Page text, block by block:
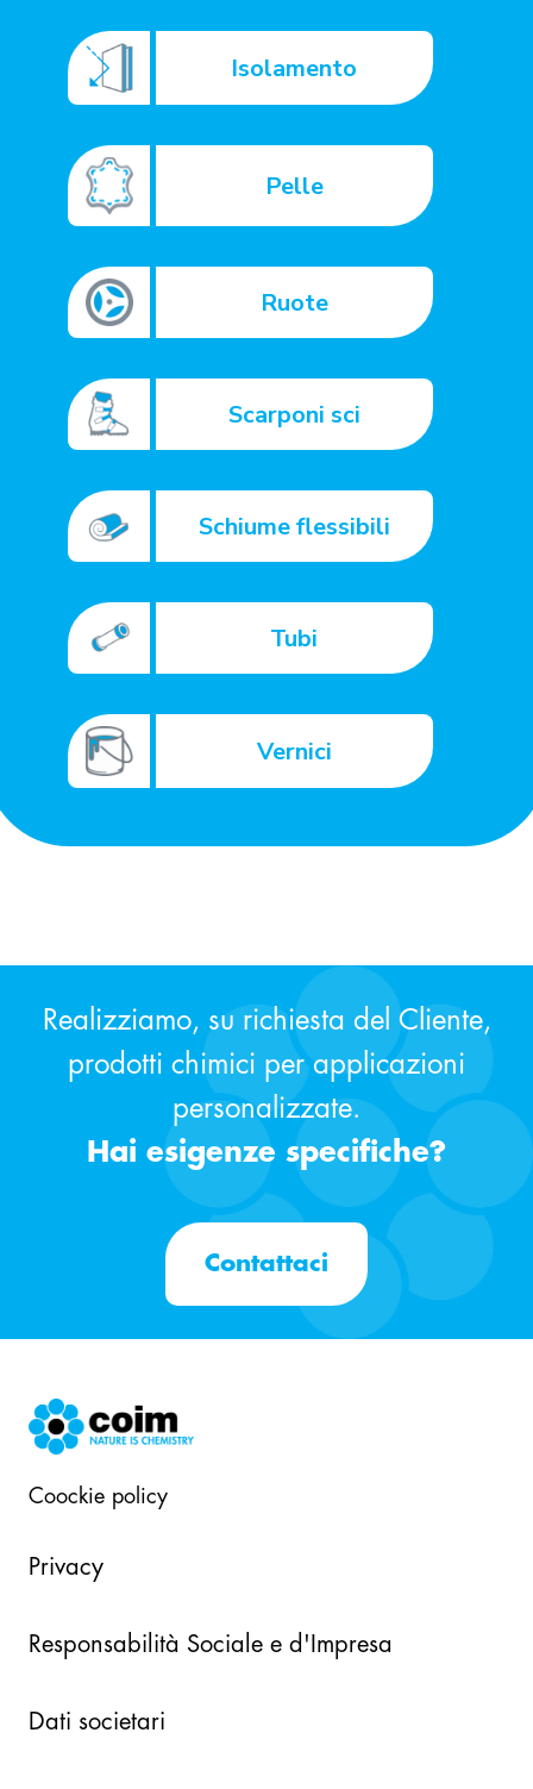
Isolamento
Pelle
Ruote
Scarponi sci
Schiume flessibili
Tubi
Vernici
Realizziamo, su richiesta del Cliente,
prodotti chimici per applicazioni
personalizzate.
Hai esigenze specifiche?
Contattaci
Coockie policy
Privacy
Responsabilità Sociale e d'Impresa
Dati societari